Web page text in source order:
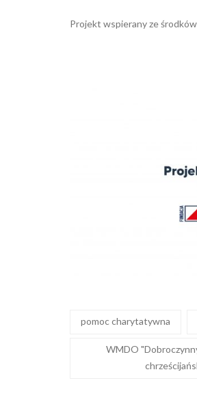
Projekt wspierany ze
pomoc charytatywna
WMDO